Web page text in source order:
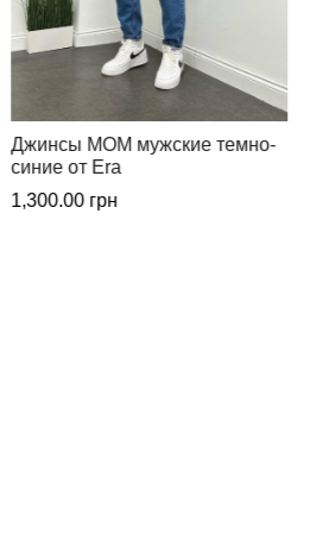
Джинсы МОМ мужские нежно-
голубые от Еra
1,300.00 грн